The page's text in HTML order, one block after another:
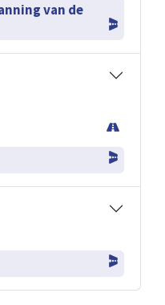
van de